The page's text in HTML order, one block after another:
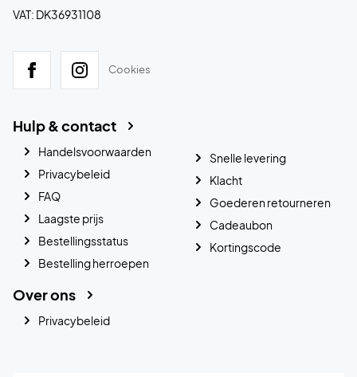
VAT: DK36931108
Cookies
Hulp & contact
Handelsvoorwaarden
Privacybeleid
FAQ
Laagste prijs
Bestellingsstatus
Bestelling herroepen
Snelle levering
Klacht
Goederen retourneren
Cadeaubon
Kortingscode
Over ons
Privacybeleid